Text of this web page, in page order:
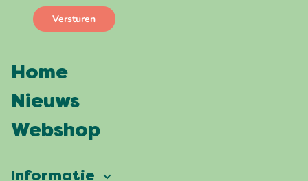
Home
Nieuws
Webshop
Informatie